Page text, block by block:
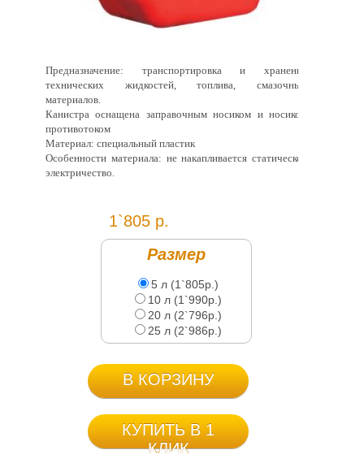
Предназначение: транспортировка и хранение
технических жидкостей, топлива, смазочных
материалов.
Канистра оснащена заправочным носиком и носиком
противотоком
Материал: специальный пластик
Особенности материала: не накапливается статическое
электричество.
1`805 р.
Размер
5 л (1`805р.)
10 л (1`990р.)
20 л (2`796р.)
25 л (2`986р.)
В КОРЗИНУ
КУПИТЬ В 1
КЛИК